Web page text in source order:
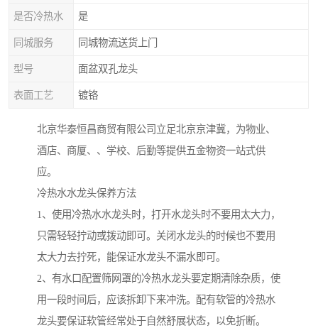
是否冷热水 是
同城服务 同城物流送货上门
型号 面盆双孔龙头
表面工艺 镀铬
北京华泰恒昌商贸有限公司立足北京京津冀，为物业、
酒店、商厦、、学校、后勤等提供五金物资一站式供
应。
冷热水水龙头保养方法
1、使用冷热水水龙头时，打开水龙头时不要用太大力，
只需轻轻拧动或拨动即可。关闭水龙头的时候也不要用
太大力去拧死，能保证水龙头不漏水即可。
2、有水口配置筛网罩的冷热水龙头要定期清除杂质，使
用一段时间后，应该拆卸下来冲洗。配有软管的冷热水
龙头要保证软管经常处于自然舒展状态，以免折断。